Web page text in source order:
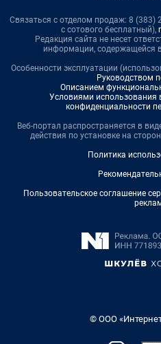
Связаться с отделом продаж: 8 (383)
с сотового бесплатный),
Редакция сайта не несет
информации, содержащейся
Особенности эксплуатации
Руководством
Описанием
Условиями использования
конфиденциальности
Веб-портал распространяется в
действия по установке на
Политика
Пользовательское соглашение
© ООО